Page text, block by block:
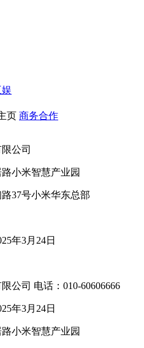
页 商务合作
公司
小米智慧产业园
37号小米华东总部
年3月24日
公司 电话：010-60606666
年3月24日
小米智慧产业园